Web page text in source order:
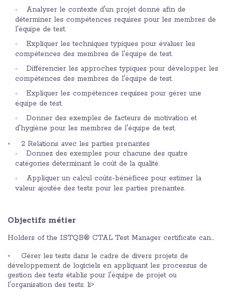
Analyser le contexte d'un projet donné afin de
déterminer les compétences requises pour les membres de
l'équipe de test.
Expliquer les techniques typiques pour évaluer les
compétences des membres de l'équipe de test.
Différencier les approches typiques pour développer les
compétences des membres de l'équipe de test.
Expliquer les compétences requises pour gérer une
équipe de test.
Donner des exemples de facteurs de motivation et
d'hygiène pour les membres de l'équipe de test.
2 Relations avec les parties prenantes
Donnez des exemples pour chacune des quatre
catégories déterminant le coût de la qualité.
Appliquer un calcul coûts-bénéfices pour estimer la
valeur ajoutée des tests pour les parties prenantes.
Objectifs métier
Holders of the ISTQB® CTAL Test Manager certificate can…
Gérer les tests dans le cadre de divers projets de
développement de logiciels en appliquant les processus de
gestion des tests établis pour l'équipe de projet ou
l'organisation des tests. li>